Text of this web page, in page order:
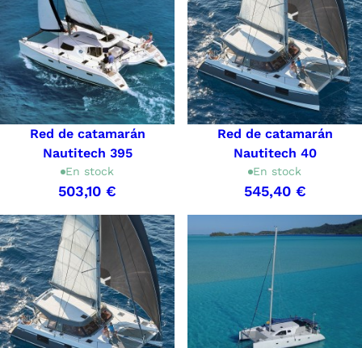
Red de catamarán
Nautitech 395
En stock
503,10 €
Red de catamarán
Nautitech 40
En stock
545,40 €